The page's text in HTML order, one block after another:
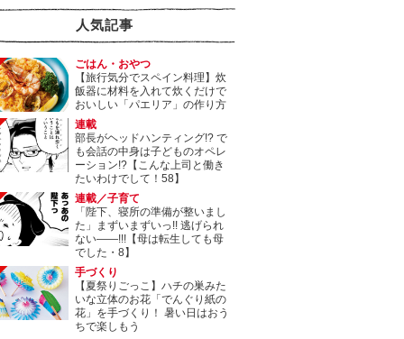
人気記事
ごはん・おやつ
【旅行気分でスペイン料理】炊
飯器に材料を入れて炊くだけで
おいしい「パエリア」の作り方
連載
部長がヘッドハンティング!? で
も会話の中身は子どものオペレ
ーション!?【こんな上司と働き
たいわけでして！58】
連載／子育て
「陛下、寝所の準備が整いまし
た」まずいまずいっ!! 逃げられ
ない――!!!【母は転生しても母
でした・8】
手づくり
【夏祭りごっこ】ハチの巣みた
いな立体のお花「でんぐり紙の
花」を手づくり！ 暑い日はおう
ちで楽しもう